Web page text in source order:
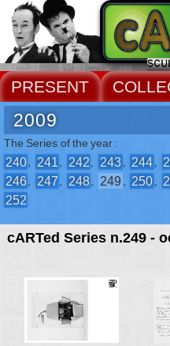
PRESENT
cARTed Series n.249 -
2009
The Series of the year :
240, 241 , 242, 243, 244,
246, 247, 248, 249, 250,
252
The Events :
Week-end Fanfarembert